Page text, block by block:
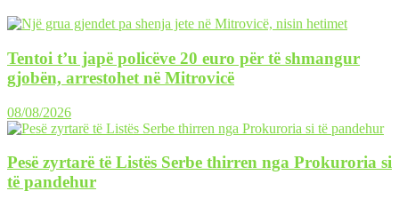
Tentoi t’u japë policëve 20 euro për të shmangur
gjobën, arrestohet në Mitrovicë
08/08/2026
Pesë zyrtarë të Listës Serbe thirren nga Prokuroria si
të pandehur